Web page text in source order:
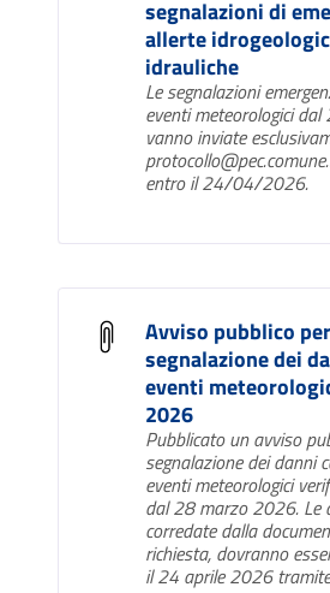
segnalazioni di
allerte
idrauliche
Le segnalazioni
eventi meteorologici
vanno inviate
entro il 24/04/2026.
Avviso pubblico
segnalazione dei
eventi
2026
Pubblicato un avviso
segnalazione dei danni
eventi meteorologici
dal 28 marzo 2026. Le
corredate dalla
richiesta, dovranno
il 24 aprile 2026